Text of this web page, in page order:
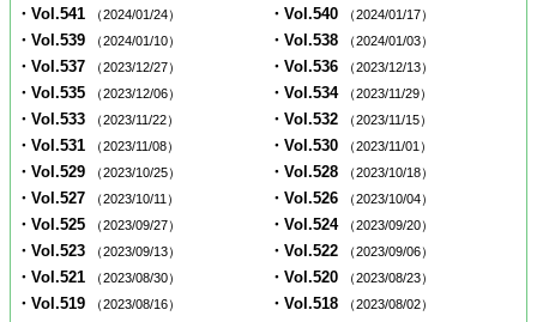
・Vol.541 （2024/01/24） ・Vol.540 （2024/01/17）
・Vol.539 （2024/01/10） ・Vol.538 （2024/01/03）
・Vol.537 （2023/12/27） ・Vol.536 （2023/12/13）
・Vol.535 （2023/12/06） ・Vol.534 （2023/11/29）
・Vol.533 （2023/11/22） ・Vol.532 （2023/11/15）
・Vol.531 （2023/11/08） ・Vol.530 （2023/11/01）
・Vol.529 （2023/10/25） ・Vol.528 （2023/10/18）
・Vol.527 （2023/10/11） ・Vol.526 （2023/10/04）
・Vol.525 （2023/09/27） ・Vol.524 （2023/09/20）
・Vol.523 （2023/09/13） ・Vol.522 （2023/09/06）
・Vol.521 （2023/08/30） ・Vol.520 （2023/08/23）
・Vol.519 （2023/08/16） ・Vol.518 （2023/08/02）